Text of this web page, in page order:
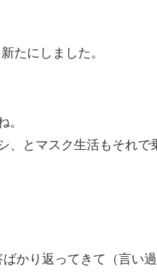
たにしました。
。
、とマスク生活もそれで
かり返ってきて（言い過